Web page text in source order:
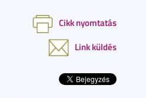
Cikk nyomtatás
Link küldés